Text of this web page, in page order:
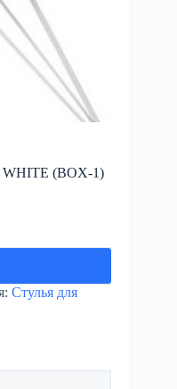
(BOX-1)
Стулья для